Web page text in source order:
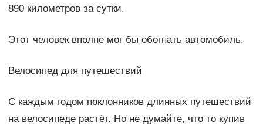
890 километров за сутки.
Этот человек вполне мог бы обогнать автомобиль.
Велосипед для путешествий
С каждым годом поклонников длинных путешествий
на велосипеде растёт. Но не думайте, что то купив